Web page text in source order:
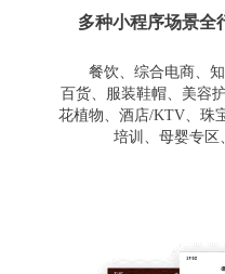
多种小程序场景全
餐饮、综合电商、
百货、服装鞋帽、美容
花植物、酒店/KTV、珠
培训、母婴专区